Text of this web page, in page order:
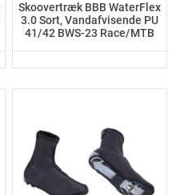
Skoovertræk BBB WaterFlex
3.0 Sort, Vandafvisende PU
41/42 BWS-23 Race/MTB